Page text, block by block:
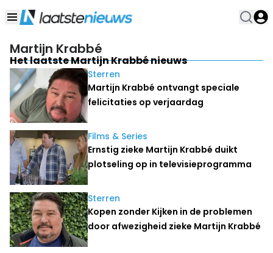
Martijn Krabbé
Het laatste Martijn Krabbé nieuws
Sterren
Martijn Krabbé ontvangt speciale
felicitaties op verjaardag
Films & Series
Ernstig zieke Martijn Krabbé duikt
plotseling op in televisieprogramma
Sterren
Kopen zonder Kijken in de problemen
door afwezigheid zieke Martijn Krabbé